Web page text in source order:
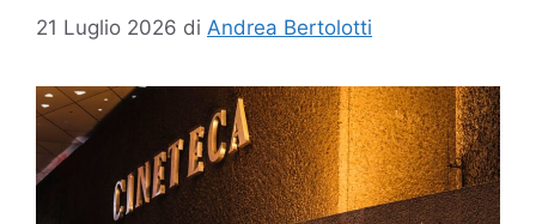
21 Luglio 2026 di Andrea Bertolotti